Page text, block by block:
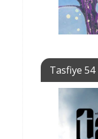
Tasfiye 54